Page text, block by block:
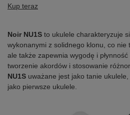
Kup teraz
Noir NU1S to ukulele charakteryzuje
wykonanymi z solidnego klonu, co nie
ale także zapewnia wygodę i płynność
tworzenie akordów i stosowanie
NU1S uważane jest jako tanie
jako pierwsze ukulele.